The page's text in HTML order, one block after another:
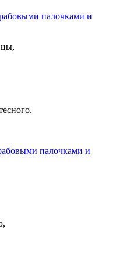
палочками и
палочками и